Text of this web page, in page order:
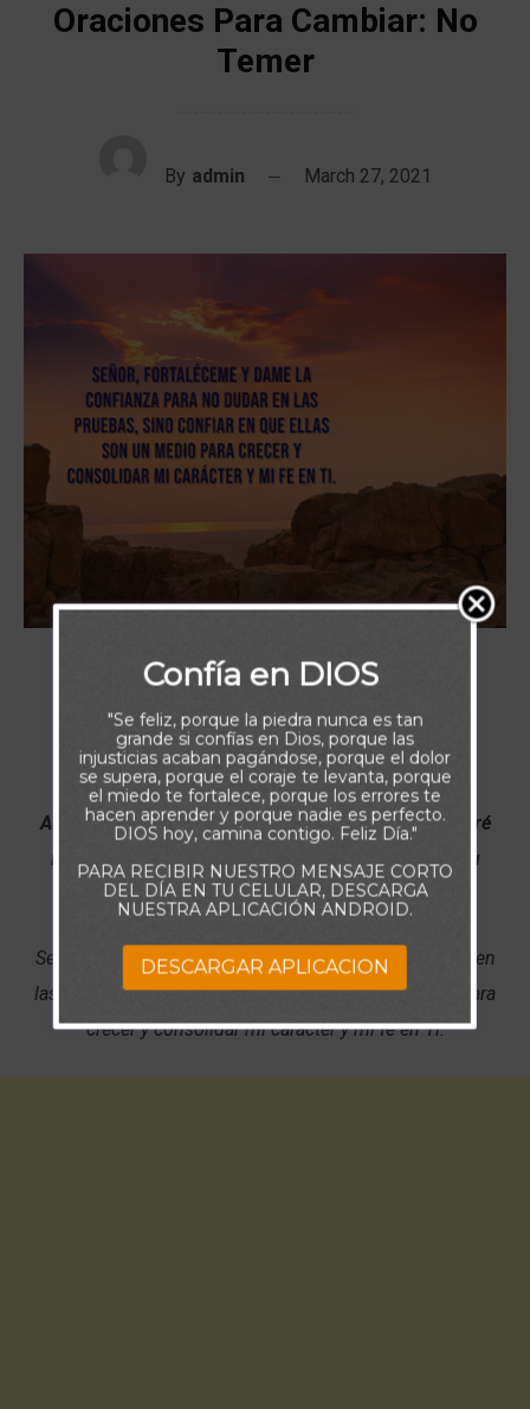
Oraciones Para Cambiar: No
Temer
By admin March 27, 2021
Aunque ande en valle de sombra de muerte,No temeré
mal alguno, porque tú estarás conmigo;
Tu vara y tu
cayado me infundirán aliento. . (Salmos 23:4)
Señor fortaléceme y dame la confianza para no dudar en
las pruebas, sino confiar en que ellas son un medio para
crecer y consolidar mi carácter y mi fe en Ti.
Confía en DIOS
"Se feliz, porque la piedra nunca es tan
grande si confías en Dios, porque las
injusticias acaban pagándose, porque el dolor
se supera, porque el coraje te levanta, porque
el miedo te fortalece, porque los errores te
hacen aprender y porque nadie es perfecto.
DIOS hoy, camina contigo. Feliz Día."
PARA RECIBIR NUESTRO MENSAJE CORTO
DEL DÍA EN TU CELULAR, DESCARGA
NUESTRA APLICACIÓN ANDROID.
DESCARGAR APLICACION